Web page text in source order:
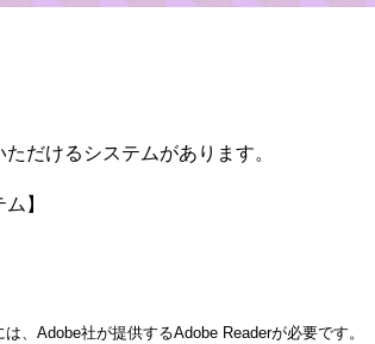
だけるシステムがあります。
】
、Adobe社が提供するAdobe Readerが必要です。